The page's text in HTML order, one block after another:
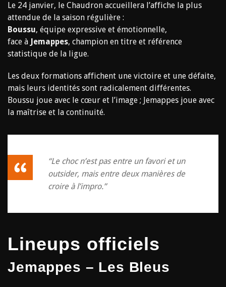
Le 24 janvier, le Chaudron accueillera l’affiche la plus
attendue de la saison régulière :
Boussu, équipe expressive et émotionnelle,
face à Jemappes, champion en titre et référence
statistique de la ligue.
Les deux formations affichent une victoire et une défaite,
mais leurs identités sont radicalement différentes.
Boussu joue avec le cœur et l’image ; Jemappes joue avec
la maîtrise et la continuité.
“Le choc n’est pas entre un favori et un
outsider, mais entre deux manières de
croire à l’impro.”
Lineups officiels
Jemappes – Les Bleus